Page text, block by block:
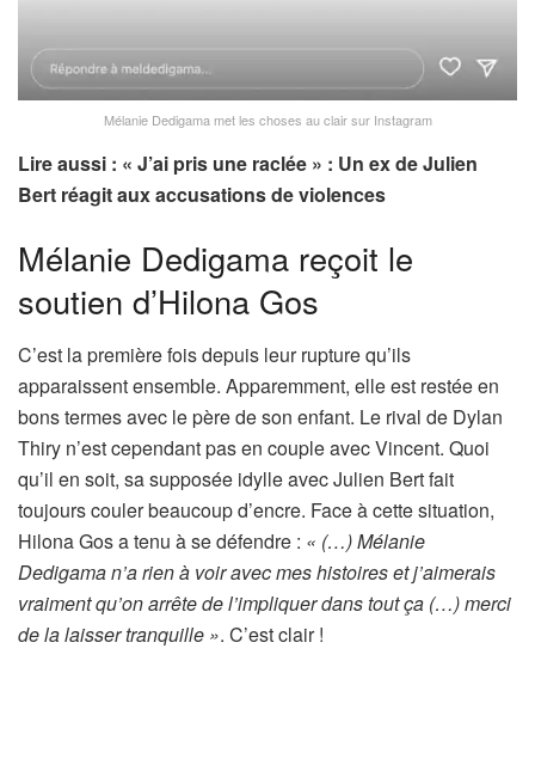
Mélanie Dedigama met les choses au clair sur Instagram
Lire aussi : « J’ai pris une raclée » : Un ex de Julien
Bert réagit aux accusations de violences
Mélanie Dedigama reçoit le
soutien d’Hilona Gos
C’est la première fois depuis leur rupture qu’ils
apparaissent ensemble. Apparemment, elle est restée en
bons termes avec le père de son enfant. Le rival de Dylan
Thiry n’est cependant pas en couple avec Vincent. Quoi
qu’il en soit, sa supposée idylle avec Julien Bert fait
toujours couler beaucoup d’encre. Face à cette situation,
Hilona Gos a tenu à se défendre : « (…) Mélanie
Dedigama n’a rien à voir avec mes histoires et j’aimerais
vraiment qu’on arrête de l’impliquer dans tout ça (…) merci
de la laisser tranquille ». C’est clair !